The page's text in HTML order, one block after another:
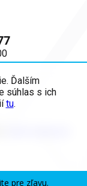
Ďalším
súhlas s ich
tu.
pre zľavu.